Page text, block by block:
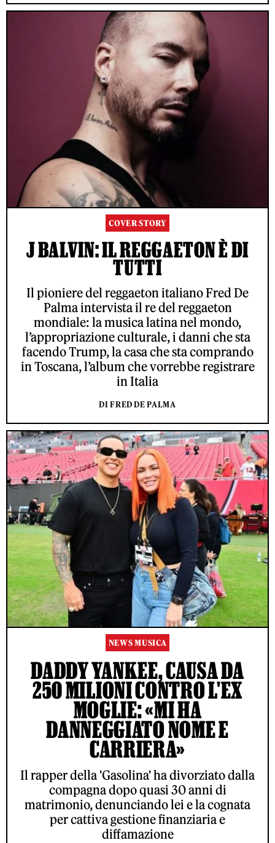
COVER STORY
J BALVIN: IL REGGAETON È DI
TUTTI
Il pioniere del reggaeton italiano Fred De
Palma intervista il re del reggaeton
mondiale: la musica latina nel mondo,
l’appropriazione culturale, i danni che sta
facendo Trump, la casa che sta comprando
in Toscana, l’album che vorrebbe registrare
in Italia
DI FRED DE PALMA
NEWS MUSICA
DADDY YANKEE, CAUSA DA
250 MILIONI CONTRO L'EX
MOGLIE: «MI HA
DANNEGGIATO NOME E
CARRIERA»
Il rapper della 'Gasolina' ha divorziato dalla
compagna dopo quasi 30 anni di
matrimonio, denunciando lei e la cognata
per cattiva gestione finanziaria e
diffamazione